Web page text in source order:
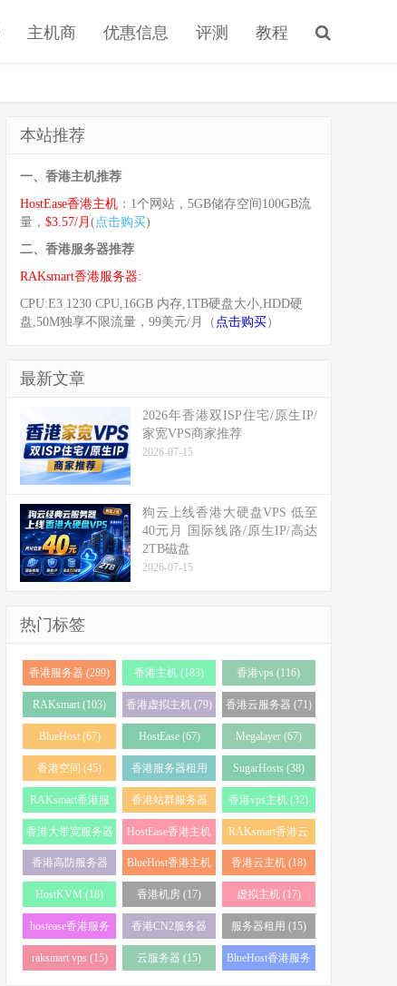
主机商 优惠信息 评测 教程
本站推荐
一、香港主机推荐
HostEase香港主机 ：1个网站，5GB储存空间100GB流
量， $3.57/月 ( 点击购买)
二、香港服务器推荐
RAKsmart香港服务器:
CPU:E3 1230 CPU,16GB 内存,1TB硬盘大小,HDD硬
盘,50M独享不限流量，99美元/月（ 点击购买）
最新文章
2026年香港双ISP住宅/原生IP/
家宽VPS商家推荐
2026-07-15
狗云上线香港大硬盘VPS 低至
40元月 国际线路/原生IP/高达
2TB磁盘
2026-07-15
热门标签
香港服务器 (289) 香港主机 (183) 香港vps (116)
RAKsmart (103) 香港虚拟主机 (79) 香港云服务器 (71)
BlueHost (67) HostEase (67) Megalayer (67)
香港空间 (45)
香港服务器租用
(43)
SugarHosts (38)
RAKsmart香港服
务器 (38)
香港站群服务器
(34)
香港vps主机 (32)
香港大带宽服务器
(32)
HostEase香港主机
(28)
RAKsmart香港云
服务器 (23)
香港高防服务器
(22)
BlueHost香港主机
(21)
香港云主机 (18)
HostKVM (18) 香港机房 (17) 虚拟主机 (17)
hostease香港服务
器 (17)
香港CN2服务器
(17)
服务器租用 (15)
raksmart vps (15) 云服务器 (15)
BlueHost香港服务